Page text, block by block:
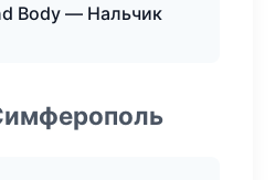
Body — Нальчик